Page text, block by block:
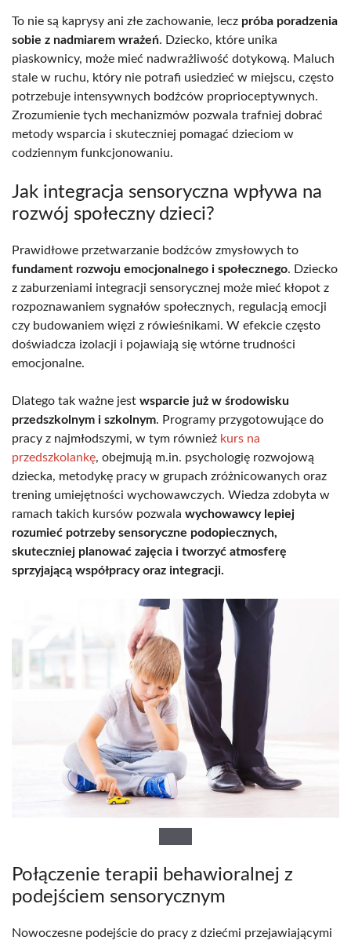
To nie są kaprysy ani złe zachowanie, lecz próba poradzenia
sobie z nadmiarem wrażeń. Dziecko, które unika
piaskownicy, może mieć nadwrażliwość dotykową. Maluch
stale w ruchu, który nie potrafi usiedzieć w miejscu, często
potrzebuje intensywnych bodźców proprioceptywnych.
Zrozumienie tych mechanizmów pozwala trafniej dobrać
metody wsparcia i skuteczniej pomagać dzieciom w
codziennym funkcjonowaniu.
Jak integracja sensoryczna wpływa na
rozwój społeczny dzieci?
Prawidłowe przetwarzanie bodźców zmysłowych to
fundament rozwoju emocjonalnego i społecznego. Dziecko
z zaburzeniami integracji sensorycznej może mieć kłopot z
rozpoznawaniem sygnałów społecznych, regulacją emocji
czy budowaniem więzi z rówieśnikami. W efekcie często
doświadcza izolacji i pojawiają się wtórne trudności
emocjonalne.
Dlatego tak ważne jest wsparcie już w środowisku
przedszkolnym i szkolnym. Programy przygotowujące do
pracy z najmłodszymi, w tym również kurs na
przedszkolankę, obejmują m.in. psychologię rozwojową
dziecka, metodykę pracy w grupach zróżnicowanych oraz
trening umiejętności wychowawczych. Wiedza zdobyta w
ramach takich kursów pozwala wychowawcy lepiej
rozumieć potrzeby sensoryczne podopiecznych,
skuteczniej planować zajęcia i tworzyć atmosferę
sprzyjającą współpracy oraz integracji.
Połączenie terapii behawioralnej z
podejściem sensorycznym
Nowoczesne podejście do pracy z dziećmi przejawiającymi